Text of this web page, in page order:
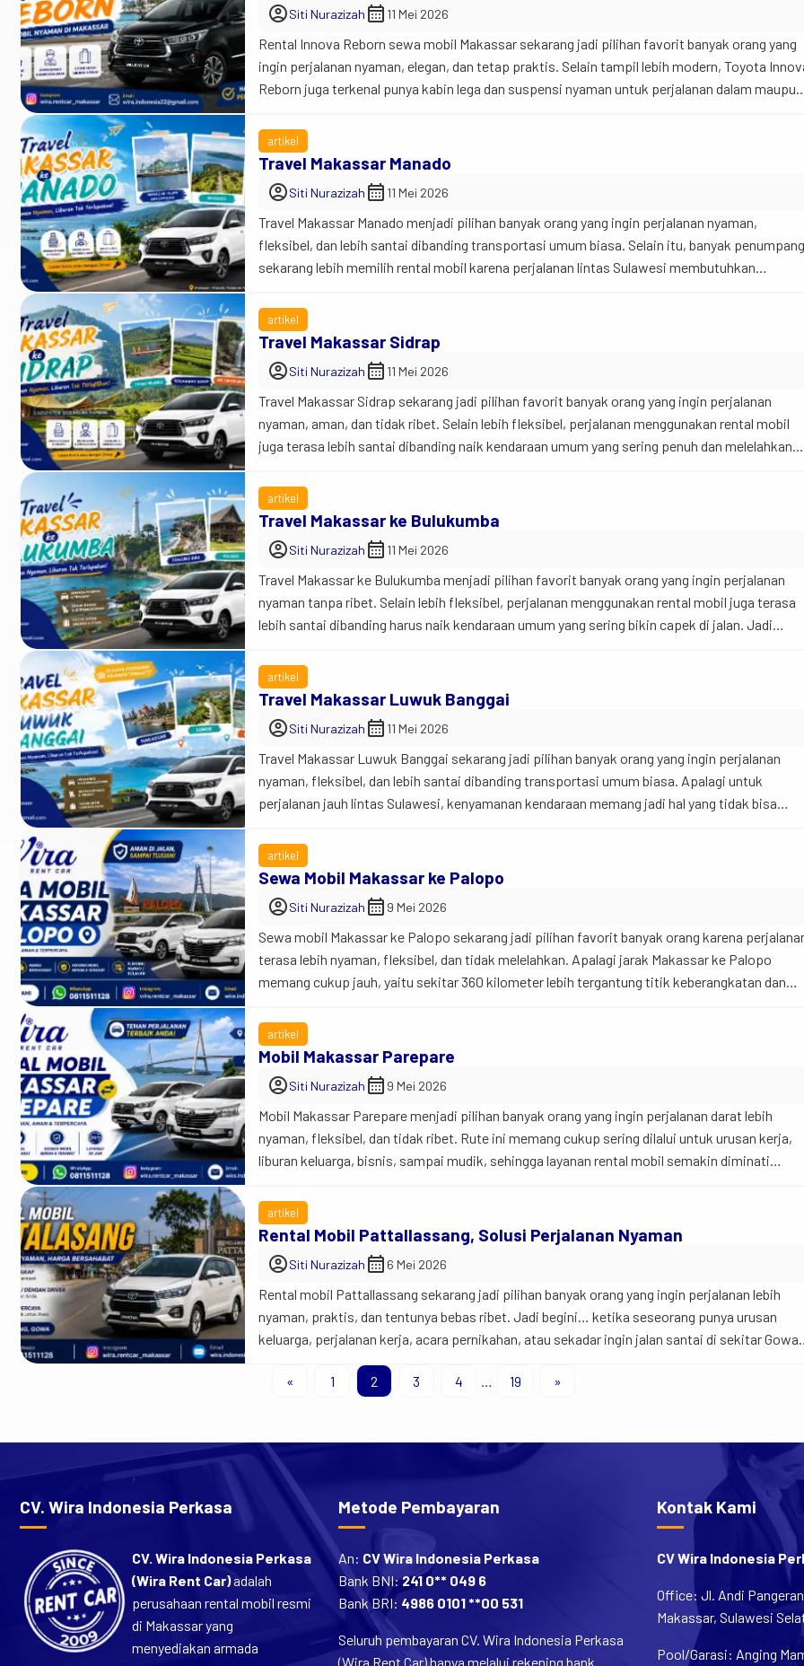
account_circleSiti Nurazizah calendar_month 11 Mei 2026
Rental Innova Reborn sewa mobil Makassar sekarang jadi pilihan favorit banyak orang yang
ingin perjalanan nyaman, elegan, dan tetap praktis. Selain tampil lebih modern, Toyota
Reborn juga terkenal punya kabin lega dan suspensi nyaman untuk perjalanan dalam maupun
cuma soal […]
artikel
Travel Makassar Manado
account_circleSiti Nurazizah calendar_month 11 Mei 2026
Travel Makassar Manado menjadi pilihan banyak orang yang ingin perjalanan nyaman,
fleksibel, dan lebih santai dibanding transportasi umum biasa. Selain itu, banyak penumpang
sekarang lebih memilih rental mobil karena perjalanan lintas Sulawesi membutuhkan
memang sangat jauh. Namun demikian, perjalanan tetap bisa terasa menyenangkan kalau
[…]
artikel
Travel Makassar Sidrap
account_circleSiti Nurazizah calendar_month 11 Mei 2026
Travel Makassar Sidrap sekarang jadi pilihan favorit banyak orang yang ingin perjalanan
nyaman, aman, dan tidak ribet. Selain lebih fleksibel, perjalanan menggunakan rental mobil
juga terasa lebih santai dibanding naik kendaraan umum yang sering penuh dan melelahkan.
Namun demikian, perjalanan bisa terasa jauh lebih […]
artikel
Travel Makassar ke Bulukumba
account_circleSiti Nurazizah calendar_month 11 Mei 2026
Travel Makassar ke Bulukumba menjadi pilihan favorit banyak orang yang ingin perjalanan
nyaman tanpa ribet. Selain lebih fleksibel, perjalanan menggunakan rental mobil juga terasa
lebih santai dibanding harus naik kendaraan umum yang sering bikin capek di jalan. Jadi
ini justru bisa jadi menyenangkan kalau […]
artikel
Travel Makassar Luwuk Banggai
account_circleSiti Nurazizah calendar_month 11 Mei 2026
Travel Makassar Luwuk Banggai sekarang jadi pilihan banyak orang yang ingin perjalanan
nyaman, fleksibel, dan lebih santai dibanding transportasi umum biasa. Apalagi untuk
perjalanan jauh lintas Sulawesi, kenyamanan kendaraan memang jadi hal yang tidak bisa
travel dibanding harus ribet pindah kendaraan berkali-kali. Selain […]
artikel
Sewa Mobil Makassar ke Palopo
account_circleSiti Nurazizah calendar_month 9 Mei 2026
Sewa mobil Makassar ke Palopo sekarang jadi pilihan favorit banyak orang karena
terasa lebih nyaman, fleksibel, dan tidak melelahkan. Apalagi jarak Makassar ke Palopo
memang cukup jauh, yaitu sekitar 360 kilometer lebih tergantung titik keberangkatan dan
menggunakan rental mobil. Jadi begini… Kalau […]
artikel
Mobil Makassar Parepare
account_circleSiti Nurazizah calendar_month 9 Mei 2026
Mobil Makassar Parepare menjadi pilihan banyak orang yang ingin perjalanan darat lebih
nyaman, fleksibel, dan tidak ribet. Rute ini memang cukup sering dilalui untuk urusan kerja,
liburan keluarga, bisnis, sampai mudik, sehingga layanan rental mobil semakin diminati
sekitar 150 kilometer lebih, tergantung titik keberangkatan […]
artikel
Rental Mobil Pattallassang, Solusi Perjalanan Nyaman
account_circleSiti Nurazizah calendar_month 6 Mei 2026
Rental mobil Pattallassang sekarang jadi pilihan banyak orang yang ingin perjalanan lebih
nyaman, praktis, dan tentunya bebas ribet. Jadi begini… ketika seseorang punya urusan
keluarga, perjalanan kerja, acara pernikahan, atau sekadar ingin jalan santai di sekitar Gowa
dan sekitarnya, kendaraan sering jadi hal pertama yang muncul di pikiran. Apalagi kalau
kendaraan pribadi lagi bermasalah atau […]
« 1 2 3 4 … 19 »
CV. Wira Indonesia Perkasa
CV. Wira Indonesia Perkasa
(Wira Rent Car)adalah
perusahaan rental mobil resmi
di Makassar yang
menyediakan armada
Metode Pembayaran
An: CV Wira Indonesia Perkasa
Bank BNI:241 0** 049 6
Bank BRI: 4986 0101 **00 531
Seluruh pembayaran CV. Wira Indonesia Perkasa
(Wira Rent Car) hanya melalui rekening bank
Kontak Kami
CV Wira Indonesia
Office: Jl. Andi
Makassar, Sulawesi
Pool/Garasi: Anging